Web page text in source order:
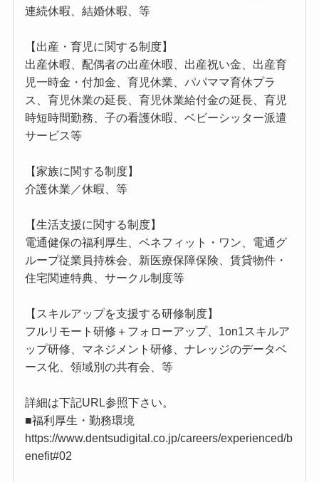
連続休暇、結婚休暇、等
【出産・育児に関する制度】
出産休暇、配偶者の出産休暇、出産祝い金、出産育
児一時金・付加金、育児休業、パパママ育休プラ
ス、育児休業の延長、育児休業給付金の延長、育児
時短時間勤務、子の看護休暇、ベビーシッター派遣
サービス等
【家族に関する制度】
介護休業／休暇、等
【生活支援に関する制度】
電通健保の福利厚生、ベネフィット・ワン、電通グ
ループ従業員持株会、新医療保障保険、賃貸物件・
住宅関連特典、サークル制度等
【スキルアップを支援する研修制度】
フルリモート研修＋フォローアップ、1on1スキルア
ップ研修、マネジメント研修、ナレッジのデータベ
ース化、領域別の共有会、等
詳細は下記URL参照下さい。
■福利厚生・勤務環境
https://www.dentsudigital.co.jp/careers/experienced/b
enefit#02